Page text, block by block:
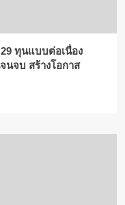
ทุนแบบต่อเนื่อง
นจบ สร้างโอกาส